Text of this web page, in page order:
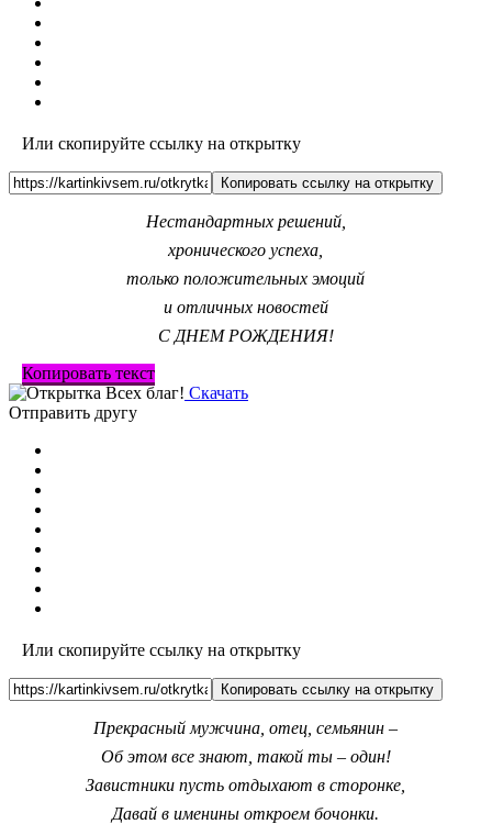
Или скопируйте ссылку на открытку
Копировать ссылку на открытку
Нестандартных решений,
хронического успеха,
только положительных эмоций
и отличных новостей
С ДНЕМ РОЖДЕНИЯ!
Копировать текст
Скачать
Отправить другу
Или скопируйте ссылку на открытку
Копировать ссылку на открытку
Прекрасный мужчина, отец, семьянин –
Об этом все знают, такой ты – один!
Завистники пусть отдыхают в сторонке,
Давай в именины откроем бочонки.